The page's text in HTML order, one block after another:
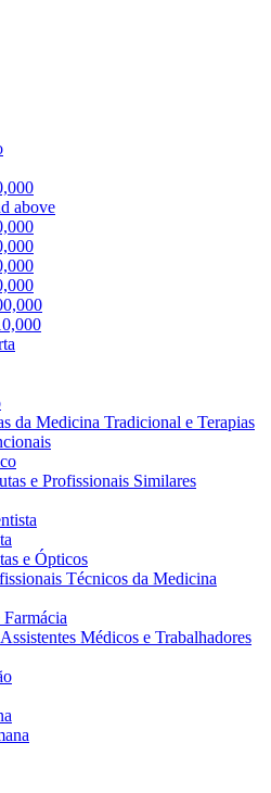
above
da Medicina Tradicional e Terapias
e Profissionais Similares
e Ópticos
Técnicos da Medicina
Médicos e Trabalhadores